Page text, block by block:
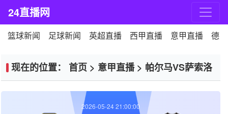
24直播网
篮球新闻 足球新闻 英超直播 西甲直播 意甲直播 德
现在的位置： 首页 > 意甲直播> 帕尔马VS萨索洛
2026-05-24 21:00:00